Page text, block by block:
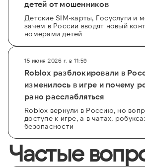
детей от мошенников
Детские SIM-карты, Госуслуги и
зачем в России вводят новый
номерами детей
15 июня 2026 г. в 11:59
Roblox разблокировали в
изменилось в игре и почему
рано расслабляться
Roblox вернули в Россию, но
доступе к игре, а в чатах,
безопасности
Частые